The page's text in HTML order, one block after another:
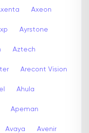
Axeon
Ayrstone
Aztech
Arecont Vision
Ahula
Apeman
Avaya Avenir